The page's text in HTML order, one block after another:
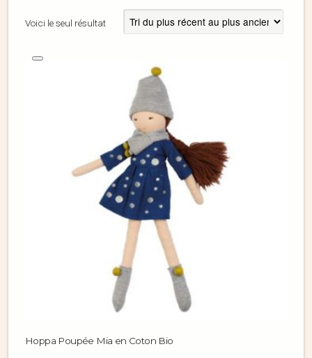
Voici le seul résultat
Hoppa Poupée Mia en Coton Bio